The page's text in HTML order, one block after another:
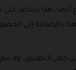
أيضا، هذا يساعد على
هذا بالإضافة إلى
خلال التطبيق، ولا